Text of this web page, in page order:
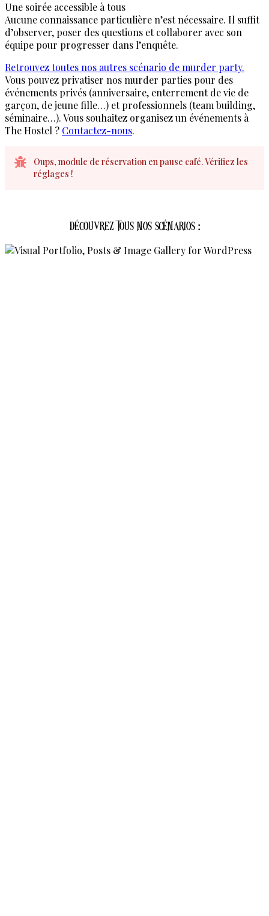
Une soirée accessible à tous
Aucune connaissance particulière n’est nécessaire. Il suffit
d’observer, poser des questions et collaborer avec son
équipe pour progresser dans l’enquête.
Retrouvez toutes nos autres scénario de murder party.
Vous pouvez privatiser nos murder parties pour des
événements privés (anniversaire, enterrement de vie de
garçon, de jeune fille…) et professionnels (team building,
séminaire…). Vous souhaitez organisez un événements à
The Hostel ? Contactez-nous.
Oups, module de réservation en pause café. Vérifiez les
réglages !
Découvrez tous nos scénarios :